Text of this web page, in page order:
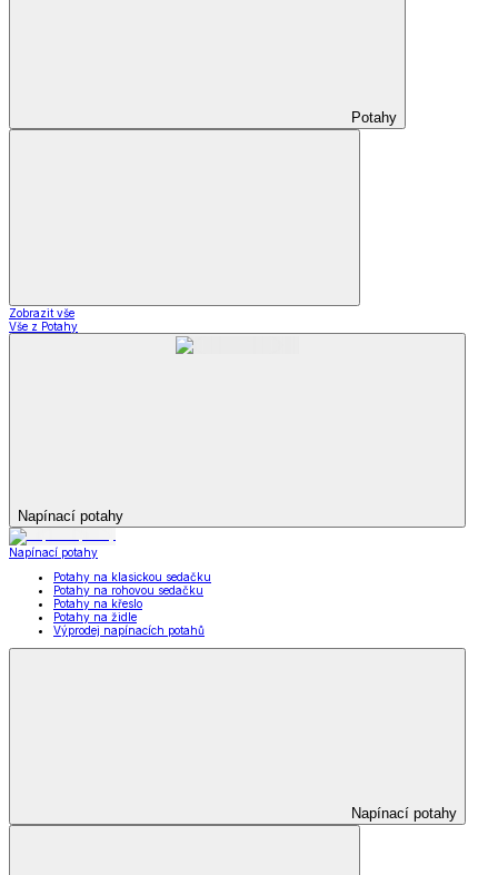
Potahy
Zobrazit vše
Vše z Potahy
Napínací potahy
Napínací potahy
Potahy na klasickou sedačku
Potahy na rohovou sedačku
Potahy na křeslo
Potahy na židle
Výprodej napínacích potahů
Napínací potahy